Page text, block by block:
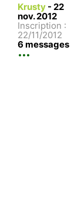
Krusty - 22
nov. 2012
Inscription :
22/11/2012
6 messages